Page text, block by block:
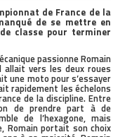
de France de la
de se mettre en
classe pour terminer
passionne Romain
vers les deux roues
une moto pour s’essayer
rapidement les échelons
de la discipline. Entre
de prendre part à de
de l’hexagone, mais
Romain portait son choix